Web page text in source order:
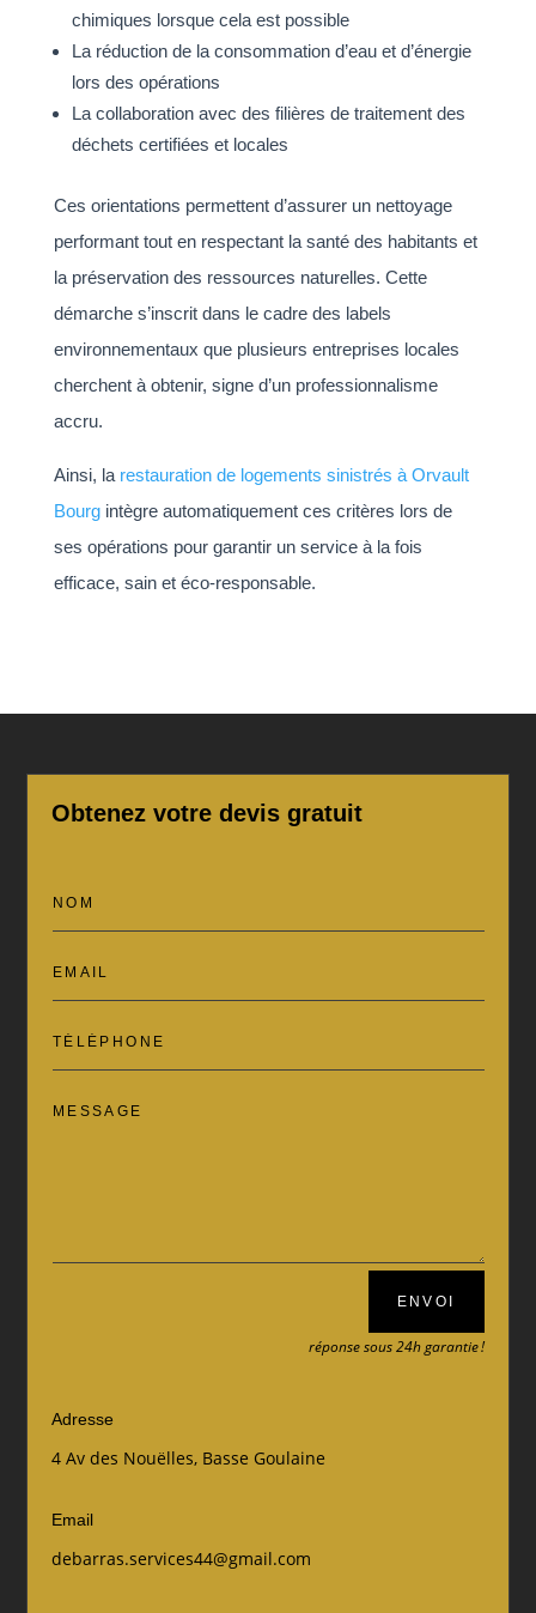
chimiques lorsque cela est possible
La réduction de la consommation d’eau et d’énergie
lors des opérations
La collaboration avec des filières de traitement des
déchets certifiées et locales
Ces orientations permettent d’assurer un nettoyage
performant tout en respectant la santé des habitants et
la préservation des ressources naturelles. Cette
démarche s’inscrit dans le cadre des labels
environnementaux que plusieurs entreprises locales
cherchent à obtenir, signe d’un professionnalisme
accru.
Ainsi, la restauration de logements sinistrés à Orvault
Bourgintègre automatiquement ces critères lors de
ses opérations pour garantir un service à la fois
efficace, sain et éco-responsable.
Obtenez votre devis gratuit
ENVOI
réponse sous 24h garantie !
Adresse
4 Av des Nouëlles, Basse Goulaine
Email
debarras.services44@gmail.com